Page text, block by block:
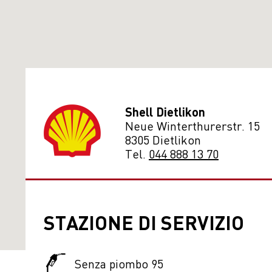
Shell Dietlikon
Neue Winterthurerstr. 15
8305 Dietlikon
Tel. 044 888 13 70
STAZIONE DI SERVIZIO
Senza piombo 95